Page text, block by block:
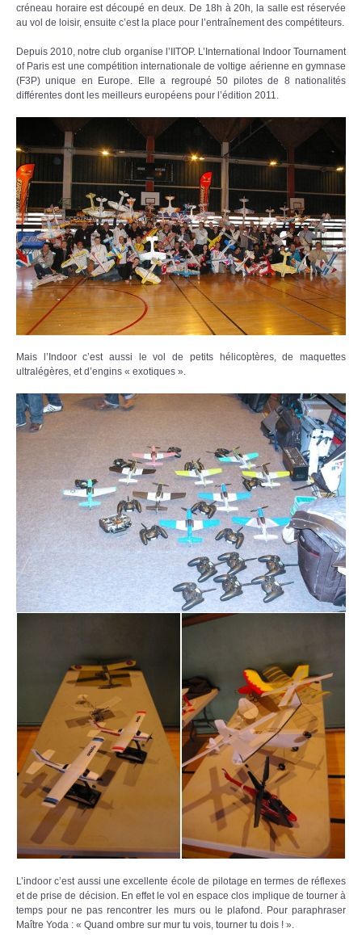
créneau horaire est découpé en deux. De 18h à 20h, la salle est réservée
au vol de loisir, ensuite c’est la place pour l’entraînement des compétiteurs.
Depuis 2010, notre club organise l’IITOP. L’International Indoor Tournament
of Paris est une compétition internationale de voltige aérienne en gymnase
(F3P) unique en Europe. Elle a regroupé 50 pilotes de 8 nationalités
différentes dont les meilleurs européens pour l’édition 2011.
Mais l’Indoor c’est aussi le vol de petits hélicoptères, de maquettes
ultralégères, et d’engins « exotiques ».
L’indoor c’est aussi une excellente école de pilotage en termes de réflexes
et de prise de décision. En effet le vol en espace clos implique de tourner à
temps pour ne pas rencontrer les murs ou le plafond. Pour paraphraser
Maître Yoda : « Quand ombre sur mur tu vois, tourner tu dois ! ».